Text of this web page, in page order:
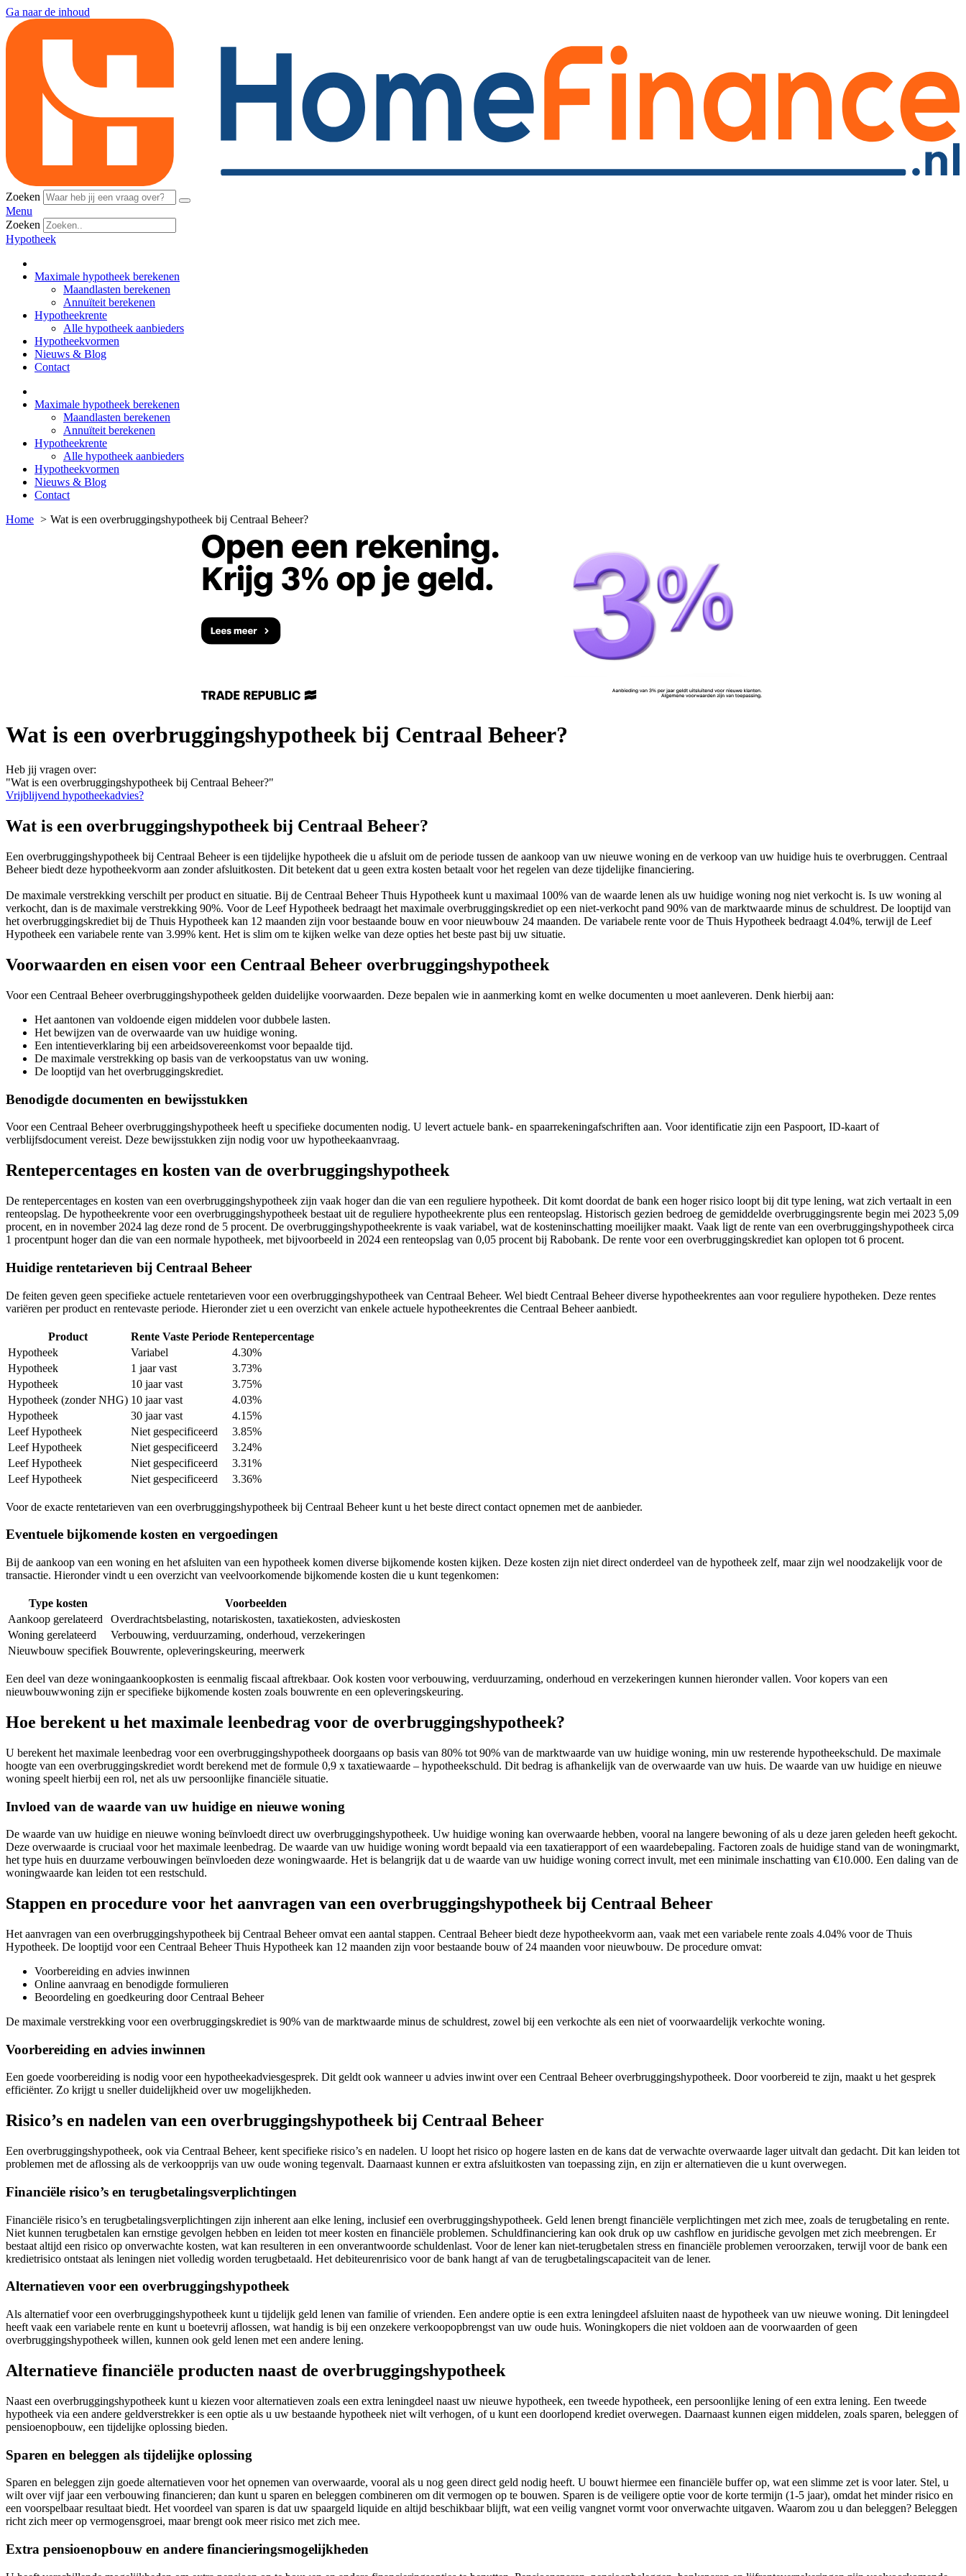
Ga naar de inhoud
Zoeken
Menu
Zoeken
Hypotheek
Maximale hypotheek berekenen
Maandlasten berekenen
Annuïteit berekenen
Hypotheekrente
Alle hypotheek aanbieders
Hypotheekvormen
Nieuws & Blog
Contact
Maximale hypotheek berekenen
Maandlasten berekenen
Annuïteit berekenen
Hypotheekrente
Alle hypotheek aanbieders
Hypotheekvormen
Nieuws & Blog
Contact
Home
Wat is een overbruggingshypotheek bij Centraal Beheer?
Wat is een overbruggingshypotheek bij Centraal Beheer?
Heb jij vragen over:
"Wat is een overbruggingshypotheek bij Centraal Beheer?"
Vrijblijvend hypotheekadvies?
Wat is een overbruggingshypotheek bij Centraal Beheer?
Een overbruggingshypotheek bij Centraal Beheer is een tijdelijke hypotheek die u afsluit om de periode tussen de aankoop van uw nieuwe woning en de verkoop van uw huidige huis te overbruggen. Centraal
Beheer biedt deze hypotheekvorm aan zonder afsluitkosten. Dit betekent dat u geen extra kosten betaalt voor het regelen van deze tijdelijke financiering.
De maximale verstrekking verschilt per product en situatie. Bij de Centraal Beheer Thuis Hypotheek kunt u maximaal 100% van de waarde lenen als uw huidige woning nog niet verkocht is. Is uw woning al
verkocht, dan is de maximale verstrekking 90%. Voor de Leef Hypotheek bedraagt het maximale overbruggingskrediet op een niet-verkocht pand 90% van de marktwaarde minus de schuldrest. De looptijd van
het overbruggingskrediet bij de Thuis Hypotheek kan 12 maanden zijn voor bestaande bouw en voor nieuwbouw 24 maanden. De variabele rente voor de Thuis Hypotheek bedraagt 4.04%, terwijl de Leef
Hypotheek een variabele rente van 3.99% kent. Het is slim om te kijken welke van deze opties het beste past bij uw situatie.
Voorwaarden en eisen voor een Centraal Beheer overbruggingshypotheek
Voor een Centraal Beheer overbruggingshypotheek gelden duidelijke voorwaarden. Deze bepalen wie in aanmerking komt en welke documenten u moet aanleveren. Denk hierbij aan:
Het aantonen van voldoende eigen middelen voor dubbele lasten.
Het bewijzen van de overwaarde van uw huidige woning.
Een intentieverklaring bij een arbeidsovereenkomst voor bepaalde tijd.
De maximale verstrekking op basis van de verkoopstatus van uw woning.
De looptijd van het overbruggingskrediet.
Benodigde documenten en bewijsstukken
Voor een Centraal Beheer overbruggingshypotheek heeft u specifieke documenten nodig. U levert actuele bank- en spaarrekeningafschriften aan. Voor identificatie zijn een Paspoort, ID-kaart of
verblijfsdocument vereist. Deze bewijsstukken zijn nodig voor uw hypotheekaanvraag.
Rentepercentages en kosten van de overbruggingshypotheek
De rentepercentages en kosten van een overbruggingshypotheek zijn vaak hoger dan die van een reguliere hypotheek. Dit komt doordat de bank een hoger risico loopt bij dit type lening, wat zich vertaalt in een
renteopslag. De hypotheekrente voor een overbruggingshypotheek bestaat uit de reguliere hypotheekrente plus een renteopslag. Historisch gezien bedroeg de gemiddelde overbruggingsrente begin mei 2023 5,09
procent, en in november 2024 lag deze rond de 5 procent. De overbruggingshypotheekrente is vaak variabel, wat de kosteninschatting moeilijker maakt. Vaak ligt de rente van een overbruggingshypotheek circa
1 procentpunt hoger dan die van een normale hypotheek, met bijvoorbeeld in 2024 een renteopslag van 0,05 procent bij Rabobank. De rente voor een overbruggingskrediet kan oplopen tot 6 procent.
Huidige rentetarieven bij Centraal Beheer
De feiten geven geen specifieke actuele rentetarieven voor een overbruggingshypotheek van Centraal Beheer. Wel biedt Centraal Beheer diverse hypotheekrentes aan voor reguliere hypotheken. Deze rentes
variëren per product en rentevaste periode. Hieronder ziet u een overzicht van enkele actuele hypotheekrentes die Centraal Beheer aanbiedt.
Product Rente Vaste Periode Rentepercentage
Hypotheek
Variabel
4.30%
Hypotheek
1 jaar vast
3.73%
Hypotheek
10 jaar vast
3.75%
Hypotheek (zonder NHG) 10 jaar vast
4.03%
Hypotheek
30 jaar vast
4.15%
Leef Hypotheek
Niet gespecificeerd
3.85%
Leef Hypotheek
Niet gespecificeerd
3.24%
Leef Hypotheek
Niet gespecificeerd
3.31%
Leef Hypotheek
Niet gespecificeerd 3.36%
Voor de exacte rentetarieven van een overbruggingshypotheek bij Centraal Beheer kunt u het beste direct contact opnemen met de aanbieder.
Eventuele bijkomende kosten en vergoedingen
Bij de aankoop van een woning en het afsluiten van een hypotheek komen diverse bijkomende kosten kijken. Deze kosten zijn niet direct onderdeel van de hypotheek zelf, maar zijn wel noodzakelijk voor de
transactie. Hieronder vindt u een overzicht van veelvoorkomende bijkomende kosten die u kunt tegenkomen:
Type kosten
Voorbeelden
Aankoop gerelateerd
Overdrachtsbelasting, notariskosten, taxatiekosten, advieskosten
Woning gerelateerd
Verbouwing, verduurzaming, onderhoud, verzekeringen
Nieuwbouw specifiek Bouwrente, opleveringskeuring, meerwerk
Een deel van deze woningaankoopkosten is eenmalig fiscaal aftrekbaar. Ook kosten voor verbouwing, verduurzaming, onderhoud en verzekeringen kunnen hieronder vallen. Voor kopers van een
nieuwbouwwoning zijn er specifieke bijkomende kosten zoals bouwrente en een opleveringskeuring.
Hoe berekent u het maximale leenbedrag voor de overbruggingshypotheek?
U berekent het maximale leenbedrag voor een overbruggingshypotheek doorgaans op basis van 80% tot 90% van de marktwaarde van uw huidige woning, min uw resterende hypotheekschuld. De maximale
hoogte van een overbruggingskrediet wordt berekend met de formule 0,9 x taxatiewaarde – hypotheekschuld. Dit bedrag is afhankelijk van de overwaarde van uw huis. De waarde van uw huidige en nieuwe
woning speelt hierbij een rol, net als uw persoonlijke financiële situatie.
Invloed van de waarde van uw huidige en nieuwe woning
De waarde van uw huidige en nieuwe woning beïnvloedt direct uw overbruggingshypotheek. Uw huidige woning kan overwaarde hebben, vooral na langere bewoning of als u deze jaren geleden heeft gekocht.
Deze overwaarde is cruciaal voor het maximale leenbedrag. De waarde van uw huidige woning wordt bepaald via een taxatierapport of een waardebepaling. Factoren zoals de huidige stand van de woningmarkt,
het type huis en duurzame verbouwingen beïnvloeden deze woningwaarde. Het is belangrijk dat u de waarde van uw huidige woning correct invult, met een minimale inschatting van €10.000. Een daling van de
woningwaarde kan leiden tot een restschuld.
Stappen en procedure voor het aanvragen van een overbruggingshypotheek bij Centraal Beheer
Het aanvragen van een overbruggingshypotheek bij Centraal Beheer omvat een aantal stappen. Centraal Beheer biedt deze hypotheekvorm aan, vaak met een variabele rente zoals 4.04% voor de Thuis
Hypotheek. De looptijd voor een Centraal Beheer Thuis Hypotheek kan 12 maanden zijn voor bestaande bouw of 24 maanden voor nieuwbouw. De procedure omvat:
Voorbereiding en advies inwinnen
Online aanvraag en benodigde formulieren
Beoordeling en goedkeuring door Centraal Beheer
De maximale verstrekking voor een overbruggingskrediet is 90% van de marktwaarde minus de schuldrest, zowel bij een verkochte als een niet of voorwaardelijk verkochte woning.
Voorbereiding en advies inwinnen
Een goede voorbereiding is nodig voor een hypotheekadviesgesprek. Dit geldt ook wanneer u advies inwint over een Centraal Beheer overbruggingshypotheek. Door voorbereid te zijn, maakt u het gesprek
efficiënter. Zo krijgt u sneller duidelijkheid over uw mogelijkheden.
Risico’s en nadelen van een overbruggingshypotheek bij Centraal Beheer
Een overbruggingshypotheek, ook via Centraal Beheer, kent specifieke risico’s en nadelen. U loopt het risico op hogere lasten en de kans dat de verwachte overwaarde lager uitvalt dan gedacht. Dit kan leiden tot
problemen met de aflossing als de verkoopprijs van uw oude woning tegenvalt. Daarnaast kunnen er extra afsluitkosten van toepassing zijn, en zijn er alternatieven die u kunt overwegen.
Financiële risico’s en terugbetalingsverplichtingen
Financiële risico’s en terugbetalingsverplichtingen zijn inherent aan elke lening, inclusief een overbruggingshypotheek. Geld lenen brengt financiële verplichtingen met zich mee, zoals de terugbetaling en rente.
Niet kunnen terugbetalen kan ernstige gevolgen hebben en leiden tot meer kosten en financiële problemen. Schuldfinanciering kan ook druk op uw cashflow en juridische gevolgen met zich meebrengen. Er
bestaat altijd een risico op onverwachte kosten, wat kan resulteren in een onverantwoorde schuldenlast. Voor de lener kan niet-terugbetalen stress en financiële problemen veroorzaken, terwijl voor de bank een
kredietrisico ontstaat als leningen niet volledig worden terugbetaald. Het debiteurenrisico voor de bank hangt af van de terugbetalingscapaciteit van de lener.
Alternatieven voor een overbruggingshypotheek
Als alternatief voor een overbruggingshypotheek kunt u tijdelijk geld lenen van familie of vrienden. Een andere optie is een extra leningdeel afsluiten naast de hypotheek van uw nieuwe woning. Dit leningdeel
heeft vaak een variabele rente en kunt u boetevrij aflossen, wat handig is bij een onzekere verkoopopbrengst van uw oude huis. Woningkopers die niet voldoen aan de voorwaarden of geen
overbruggingshypotheek willen, kunnen ook geld lenen met een andere lening.
Alternatieve financiële producten naast de overbruggingshypotheek
Naast een overbruggingshypotheek kunt u kiezen voor alternatieven zoals een extra leningdeel naast uw nieuwe hypotheek, een tweede hypotheek, een persoonlijke lening of een extra lening. Een tweede
hypotheek via een andere geldverstrekker is een optie als u uw bestaande hypotheek niet wilt verhogen, of u kunt een doorlopend krediet overwegen. Daarnaast kunnen eigen middelen, zoals sparen, beleggen of
pensioenopbouw, een tijdelijke oplossing bieden.
Sparen en beleggen als tijdelijke oplossing
Sparen en beleggen zijn goede alternatieven voor het opnemen van overwaarde, vooral als u nog geen direct geld nodig heeft. U bouwt hiermee een financiële buffer op, wat een slimme zet is voor later. Stel, u
wilt over vijf jaar een verbouwing financieren; dan kunt u sparen en beleggen combineren om dit vermogen op te bouwen. Sparen is de veiligere optie voor de korte termijn (1-5 jaar), omdat het minder risico en
een voorspelbaar resultaat biedt. Het voordeel van sparen is dat uw spaargeld liquide en altijd beschikbaar blijft, wat een veilig vangnet vormt voor onverwachte uitgaven. Waarom zou u dan beleggen? Beleggen
richt zich meer op vermogensgroei, maar brengt ook meer risico met zich mee.
Extra pensioenopbouw en andere financieringsmogelijkheden